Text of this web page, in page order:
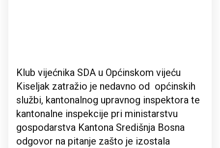
Klub vijećnika SDA u Općinskom vijeću
Kiseljak zatražio je nedavno od općinskih
službi, kantonalnog upravnog inspektora te
kantonalne inspekcije pri ministarstvu
gospodarstva Kantona Središnja Bosna
odgovor na pitanje zašto je izostala